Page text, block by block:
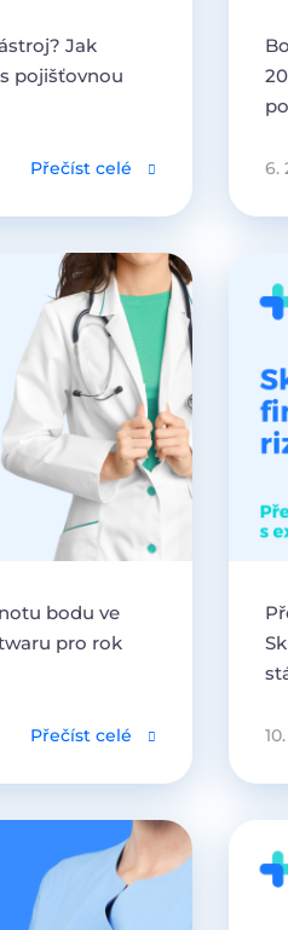
Jak
pojišťovnou
Přečíst celé 6.
bodu ve
pro rok
Přečíst celé